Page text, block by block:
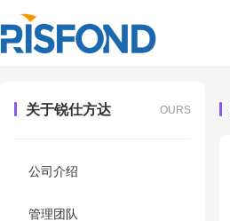
关于锐仕方达 OURS
公司介绍
管理团队